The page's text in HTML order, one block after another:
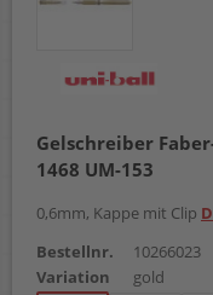
Gelschreiber
1468 UM-153
0,6mm, Kappe mit Clip
Bestellnr.
10266023
Variation
gold